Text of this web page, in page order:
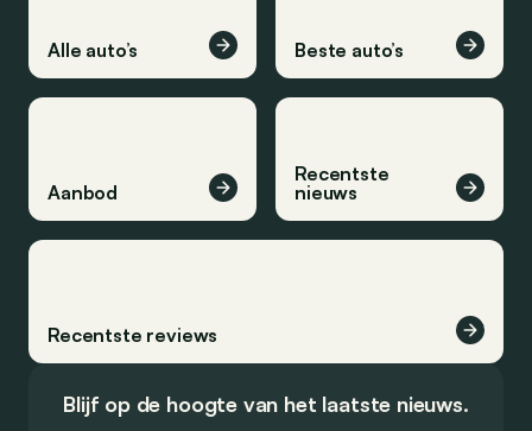
Alle auto’s Beste auto’s
Aanbod
Recentste
nieuws
Recentste reviews
Blijf op de hoogte van het laatste nieuws.